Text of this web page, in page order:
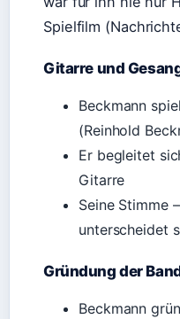
Spielfilm
Gitarre und
Beckmann
(Reinhold
Er begleitet
Gitarre
Seine Stimme
unterscheidet
Gründung der
Beckmann